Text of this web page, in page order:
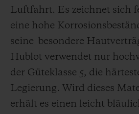
Luftfahrt. Es zeichnet sich
eine hohe
seine besondere
Hublot verwendet nur
der Güteklasse 5, die
Legierung. Wird dieses
erhält es einen leicht